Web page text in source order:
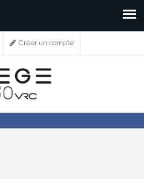
Créer un compte